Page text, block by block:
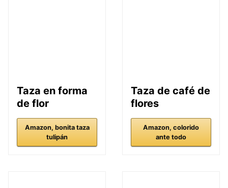
Taza en forma
de flor
Amazon, bonita taza
tulipán
Taza de café de
flores
Amazon, colorido
ante todo